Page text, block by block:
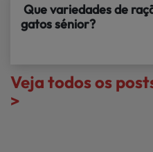
Que variedades de
gatos sénior?
Veja todos os
>